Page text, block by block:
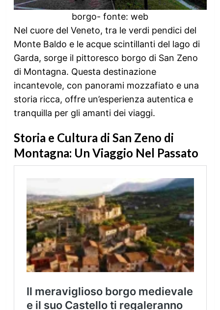
borgo- fonte: web
Nel cuore del Veneto, tra le verdi pendici del
Monte Baldo e le acque scintillanti del lago di
Garda, sorge il pittoresco borgo di San Zeno
di Montagna. Questa destinazione
incantevole, con panorami mozzafiato e una
storia ricca, offre un’esperienza autentica e
tranquilla per gli amanti dei viaggi.
Storia e Cultura di San Zeno di
Montagna: Un Viaggio Nel Passato